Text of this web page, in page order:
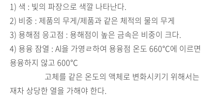
1) 색 : 빛의 파장으로 색깔 나타난다.
2) 비중 : 제품의 무게/제품과 같은 체적의 물의 무게
3) 용해점 응고점 : 용해점이 높은 금속은 비중이 크다.
4) 용융 잠열 : Al을 가영ㄹ하여 용융점 온도 660℃에 이르면
용융하지 않고 600℃
고체를 같은 온도의 액체로 변화시키기 위해서는
재차 상당한 열을 가해야 한다.